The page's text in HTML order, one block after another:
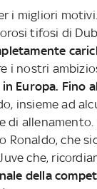
i migliori
tifosi di
i nostri
Europa. Fino
insieme ad
di allenamento.
Ronaldo, che
che,
della